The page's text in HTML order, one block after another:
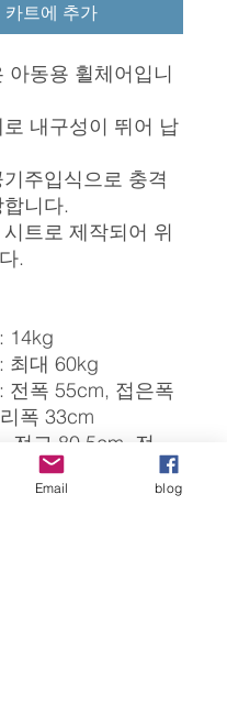
카트에 추가
아동용 휠체어입니
내구성이 뛰어 납
주입식으로 충격
니다.
트로 제작되어 위
.
14kg
최대 60kg
전폭 55cm, 접은폭
폭 33cm
전
스틸Email blog